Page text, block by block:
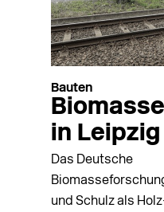
Bauten
in Leipzig
Das Deutsche
und Schulz als